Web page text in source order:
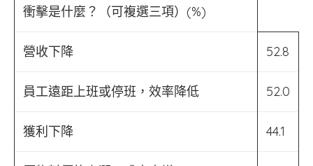
衝擊是什麼？（可複選三項）(%)
營收下降 52.8
員工遠距上班或停班，效率降低 52.0
獲利下降 44.1